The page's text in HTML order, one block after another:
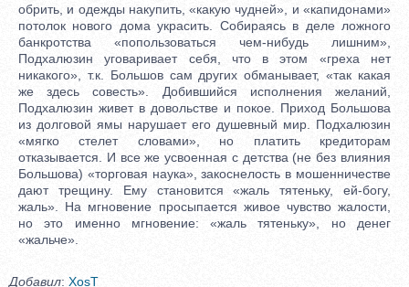
обрить, и одежды накупить, «какую чудней», и «капидонами»
потолок нового дома украсить. Собираясь в деле ложного
банкротства «попользоваться чем-нибудь лишним»,
Подхалюзин уговаривает себя, что в этом «греха нет
никакого», т.к. Большов сам других обманывает, «так какая
же здесь совесть». Добившийся исполнения желаний,
Подхалюзин живет в довольстве и покое. Приход Большова
из долговой ямы нарушает его душевный мир. Подхалюзин
«мягко стелет словами», но платить кредиторам
отказывается. И все же усвоенная с детства (не без влияния
Большова) «торговая наука», закоснелость в мошенничестве
дают трещину. Ему становится «жаль тятеньку, ей-богу,
жаль». На мгновение просыпается живое чувство жалости,
но это именно мгновение: «жаль тятеньку», но денег
«жальче».
Добавил: XosT